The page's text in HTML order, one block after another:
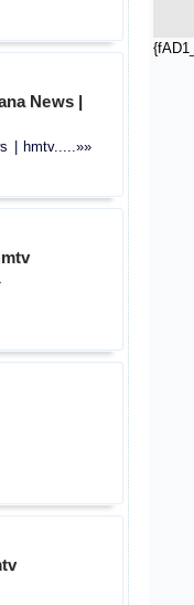
News |
| hmtv.....»»